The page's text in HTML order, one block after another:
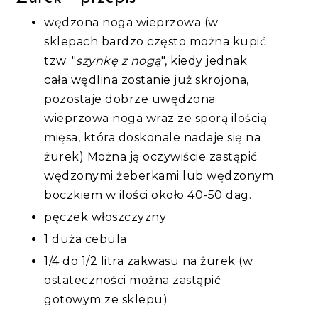
wędzona noga wieprzowa (w
sklepach bardzo często można kupić
tzw. "szynkę z nogą", kiedy jednak
cała wędlina zostanie już skrojona,
pozostaje dobrze uwędzona
wieprzowa noga wraz ze sporą ilością
mięsa, która doskonale nadaje się na
żurek) Można ją oczywiście zastąpić
wędzonymi żeberkami lub wędzonym
boczkiem w ilości około 40-50 dag.
pęczek włoszczyzny
1 duża cebula
1/4 do 1/2 litra zakwasu na żurek (w
ostateczności można zastąpić
gotowym ze sklepu)